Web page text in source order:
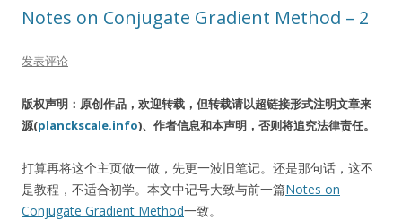
Notes on Conjugate Gradient Method – 2
发表评论
版权声明：原创作品，欢迎转载，但转载请以超链接形式注明文章来
源(planckscale.info)、作者信息和本声明，否则将追究法律责任。
打算再将这个主页做一做，先更一波旧笔记。还是那句话，这不
是教程，不适合初学。本文中记号大致与前一篇Notes on
Conjugate Gradient Method一致。